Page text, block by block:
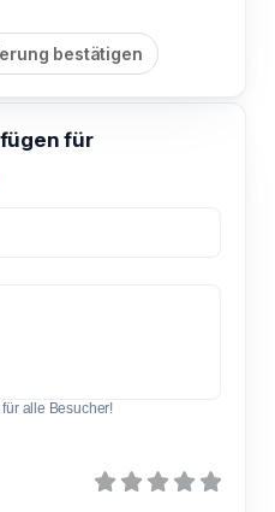
bestätigen
für
alle Besucher!